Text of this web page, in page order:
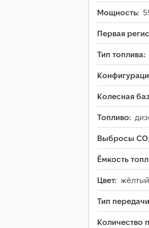
Мощность:
Первая
Тип топлива:
Колесная
Топливо:
Выбросы
Ёмкость
Цвет: жёлтый
Тип
Количество